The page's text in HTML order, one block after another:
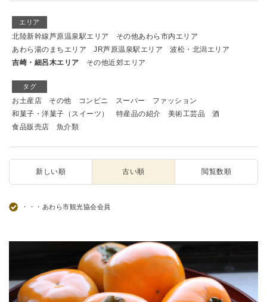
エリア
北陸新幹線芦原温泉駅エリア
その他あわら市内エリア
あわら湯のまちエリア
JR芦原温泉駅エリア
波松・北潟エリア
吉崎・細呂木エリア
その他近郊エリア
タグ
お土産店 その他 コンビニ スーパー
ファッション
和菓子・洋菓子（スイーツ）
特産品の紹介 美術工芸品
酒
食品販売店
魚介類
新しい順 古い順 閲覧数順
・・・あわら市観光協会会員